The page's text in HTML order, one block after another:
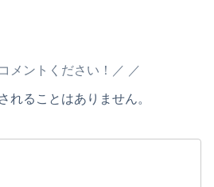
メントください！／
れることはありません。